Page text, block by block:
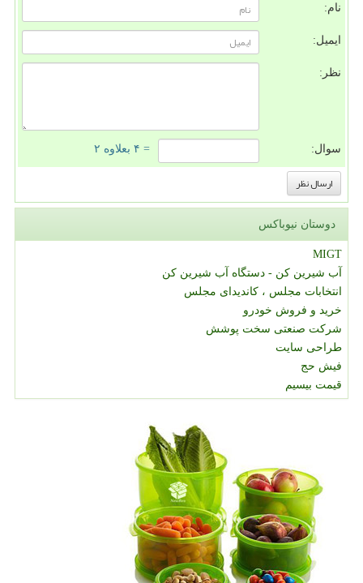
نام:
ایمیل:
نظر:
سوال: = ۴ بعلاوه ۲
دوستان نیوباکس
MIGT
آب شیرین کن - دستگاه آب شیرین کن
انتخابات مجلس ، کاندیدای مجلس
خرید و فروش خودرو
شرکت صنعتی سخت پوشش
طراحی سایت
فیش حج
قیمت بیسیم